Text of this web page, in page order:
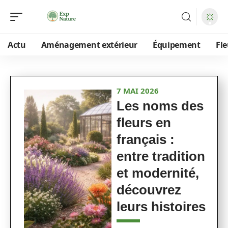
Actu Aménagement extérieur Équipement
7 MAI 2026
Les noms des
fleurs en
français :
entre tradition
et modernité,
découvrez
leurs histoires